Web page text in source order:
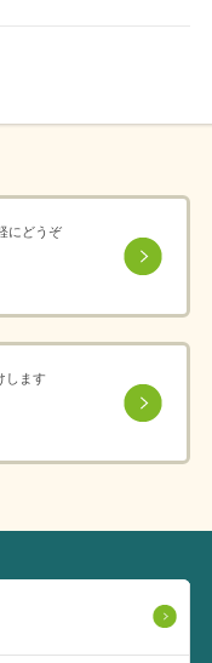
にどうぞ
します